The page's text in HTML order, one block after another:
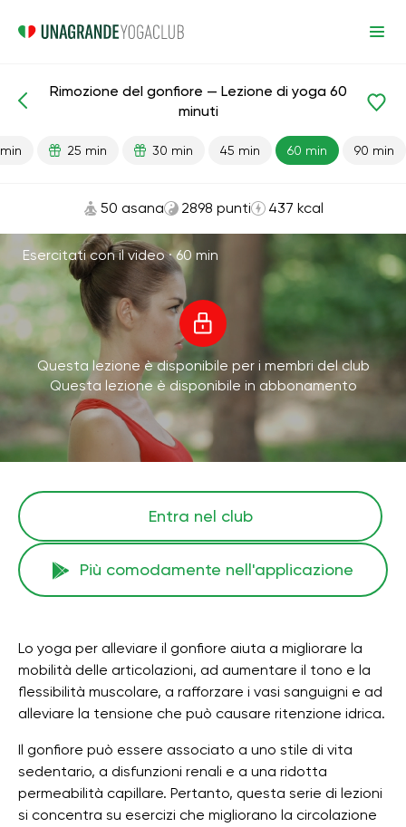
Flessibilità
Rimozione del gonfiore — Lezione di yoga 60
minuti
25 min 30 min 45 min 60 min 90 min
50 asana 2898 punti 437 kcal
Esercitati con il video ·60 min
Questa lezione è disponibile per i membri del club
Questa lezione è disponibile in abbonamento
Entra nel club
Più comodamente nell'applicazione
Lo yoga per alleviare il gonfiore aiuta a migliorare la
mobilità delle articolazioni, ad aumentare il tono e la
flessibilità muscolare, a rafforzare i vasi sanguigni e ad
alleviare la tensione che può causare ritenzione idrica.
Il gonfiore può essere associato a uno stile di vita
sedentario, a disfunzioni renali e a una ridotta
permeabilità capillare. Pertanto, questa serie di lezioni
si concentra su esercizi che migliorano la circolazione